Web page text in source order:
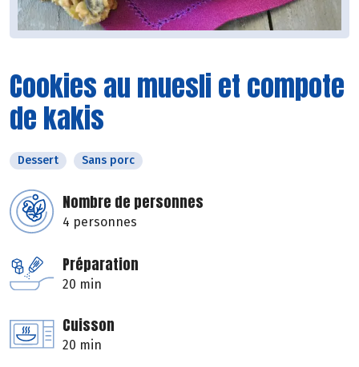
Cookies au muesli et compote
de kakis
Dessert Sans porc
Nombre de personnes
4 personnes
Préparation
20 min
Cuisson
20 min